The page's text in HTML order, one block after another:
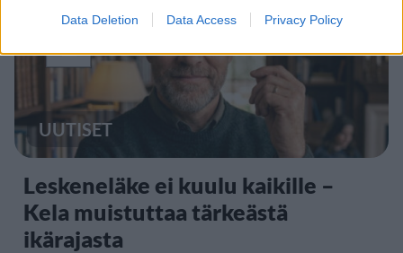
Data Deletion Data Access Privacy Policy
1
UUTISET
Leskeneläke ei kuulu kaikille –
Kela muistuttaa tärkeästä
ikärajasta